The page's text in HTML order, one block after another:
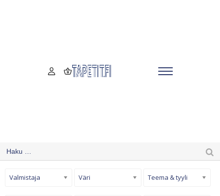
Valmistaja Väri Teema & tyyli